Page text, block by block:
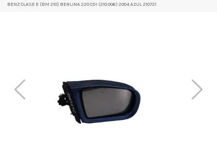
BENZ CLASE E (BM 210) BERLINA 220 CDI (210.006) 2004 AZUL 210721